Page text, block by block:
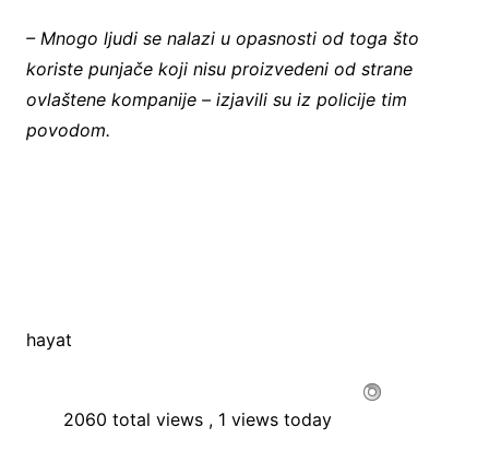
– Mnogo ljudi se nalazi u opasnosti od toga što
koriste punjače koji nisu proizvedeni od strane
ovlaštene kompanije – izjavili su iz policije tim
povodom.
hayat
2060 total views , 1 views today